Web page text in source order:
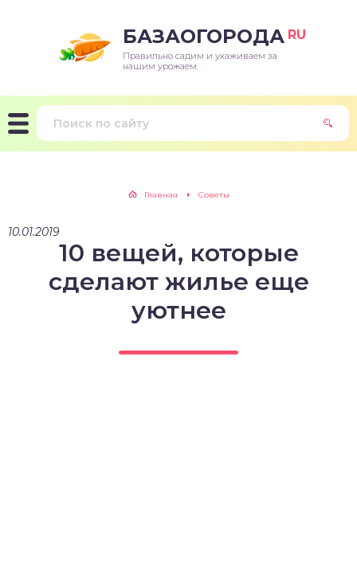
БАЗАОГОРОДА RU
Правильно садим и ухаживаем за
нашим урожаем.
Главная Советы
10.01.2019
10 вещей, которые
сделают жилье еще
уютнее